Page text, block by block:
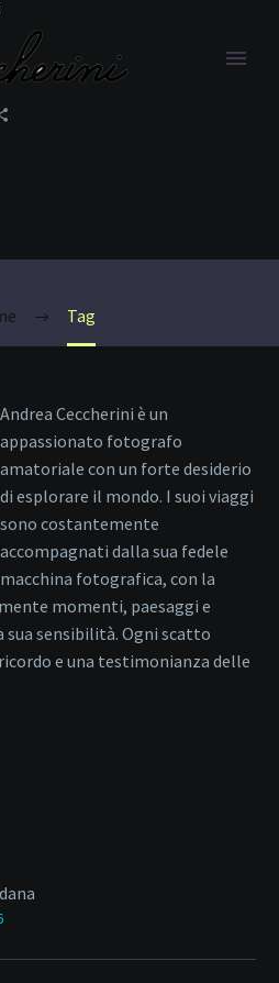
Tag
Andrea Ceccherini è un
appassionato fotografo
amatoriale con un forte desiderio
di esplorare il mondo. I suoi viaggi
sono costantemente
accompagnati dalla sua fedele
macchina fotografica, con la
momenti, paesaggi e
sensibilità. Ogni scatto
e una testimonianza delle